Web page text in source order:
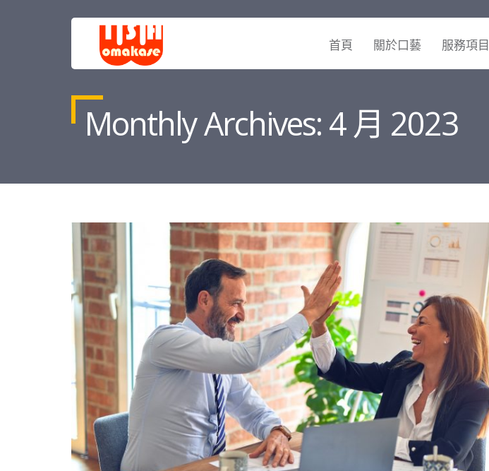
首頁 關於口藝 服務項目
Monthly Archives: 4 月 2023